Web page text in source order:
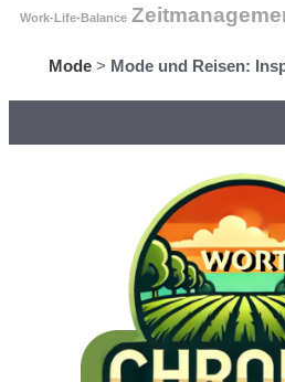
Work-Life-Balance
Mode > Mode und Reisen: